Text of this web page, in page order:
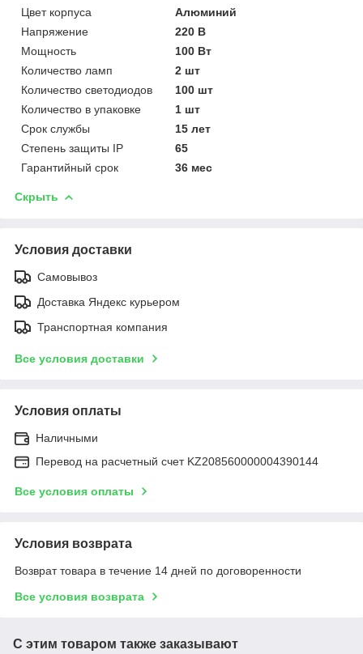
Цвет корпуса
Алюминий
Напряжение
220 В
Мощность
100 Вт
Количество ламп
2 шт
Количество светодиодов
100 шт
Количество в упаковке
1 шт
Срок службы
15 лет
Степень защиты IP
65
Гарантийный срок
36 мес
Скрыть
Условия доставки
Самовывоз
Доставка Яндекс курьером
Транспортная компания
Все условия доставки
Условия оплаты
Наличными
Перевод на расчетный счет KZ208560000004390144
Все условия оплаты
Условия возврата
Возврат товара в течение 14 дней по договоренности
Все условия возврата
С этим товаром также заказывают